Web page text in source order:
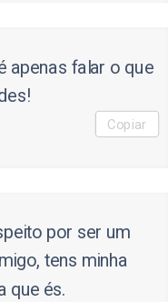
apenas falar o que
Copiar
por ser um
tens minha
que és.